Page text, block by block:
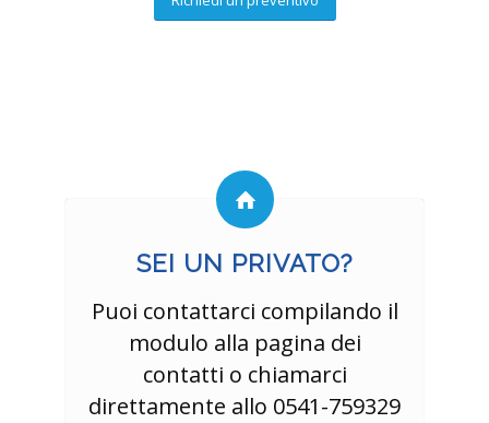
SEI UN PRIVATO?
Puoi contattarci compilando il
modulo alla pagina dei
contatti o chiamarci
direttamente allo 0541-759329